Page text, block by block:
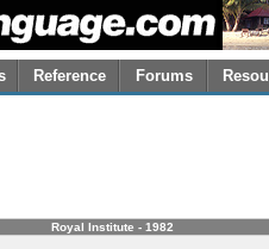
Reference Forums
Royal Institute - 1982